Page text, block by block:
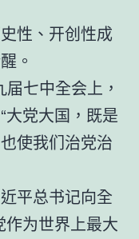
性、开创性成
。
七中全会上，
大党大国，既是
使我们治党治
平总书记向全
作为世界上最大